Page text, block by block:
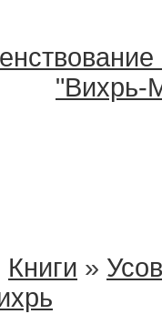
"Вихрь-
Книги »